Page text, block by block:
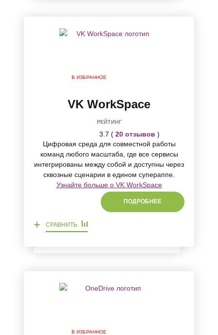
В ИЗБРАННОЕ
VK WorkSpace
РЕЙТИНГ
3.7 ( 20 отзывов )
Цифровая среда для совместной работы
команд любого масштаба, где все сервисы
интегрированы между собой и доступны через
сквозные сценарии в едином супераппе.
Узнайте больше о VK WorkSpace
ПОДРОБНЕЕ
+ СРАВНИТЬ
В ИЗБРАННОЕ